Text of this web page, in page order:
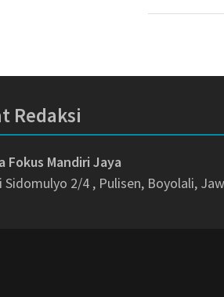
Redaksi
Fokus Mandiri Jaya
Sidomulyo 2/4 , Pulisen, Boyolali,